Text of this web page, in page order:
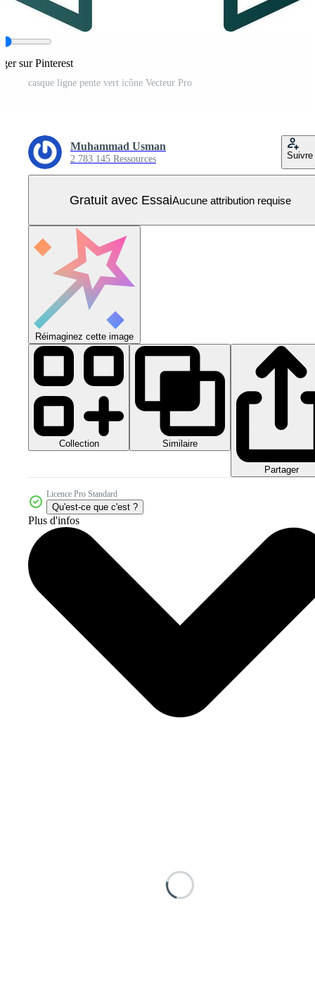
sur Pinterest
casque ligne pente vert icône Vecteur Pro
Muhammad Usman
2 783 145 Ressources Suivre
Gratuit avec EssaiAucune attribution requise
Réimaginez cette image
Collection Similaire
Partager
Licence Pro Standard
Qu'est-ce que c'est ?
Plus d'infos